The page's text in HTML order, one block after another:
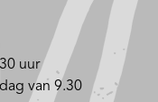
uur
van 9.30